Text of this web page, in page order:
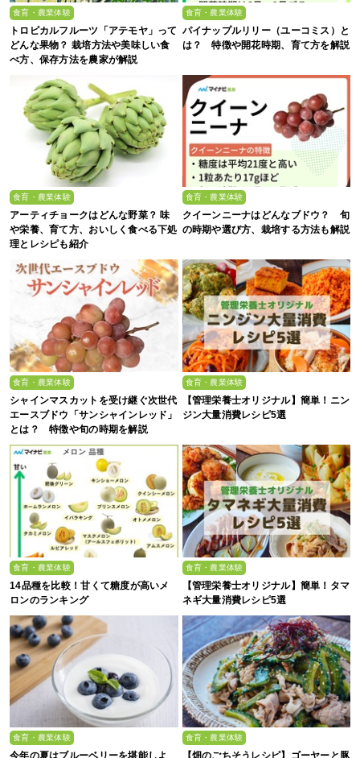
食育・農業体験
トロピカルフルーツ「アテモヤ」って
どんな果物？ 栽培方法や美味しい食
べ方、保存方法を農家が解説
食育・農業体験
パイナップルリリー（ユーコミス）と
は？ 特徴や開花時期、育て方を解説
食育・農業体験
アーティチョークはどんな野菜？ 味
や栄養、育て方、おいしく食べる下処
理とレシピも紹介
食育・農業体験
クイーンニーナはどんなブドウ？ 旬
の時期や選び方、栽培する方法も解説
食育・農業体験
シャインマスカットを受け継ぐ次世代
エースブドウ「サンシャインレッド」
とは？ 特徴や旬の時期を解説
食育・農業体験
【管理栄養士オリジナル】簡単！ニン
ジン大量消費レシピ5選
食育・農業体験
14品種を比較！甘くて糖度が高いメ
ロンのランキング
食育・農業体験
【管理栄養士オリジナル】簡単！タマ
ネギ大量消費レシピ5選
食育・農業体験 食育・農業体験